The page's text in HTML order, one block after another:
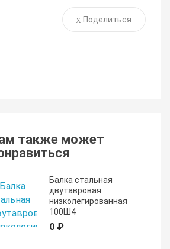
Поделиться
также может
Балка стальная
двутавровая
низколегированная
100Ш4
0 ₽